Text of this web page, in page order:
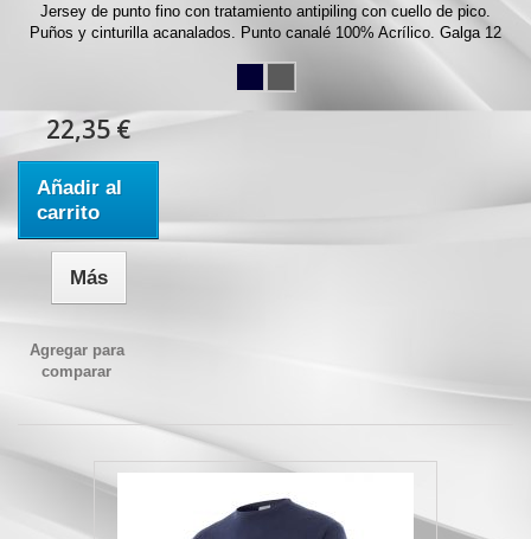
Jersey de punto fino con tratamiento antipiling con cuello de pico.
Puños y cinturilla acanalados. Punto canalé 100% Acrílico. Galga 12
22,35 €
Añadir al
carrito
Más
Agregar para
comparar